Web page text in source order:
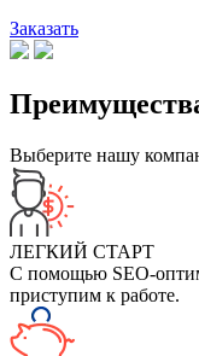
Заказать
Выберите нашу
ЛЕГКИЙ СТАРТ
С помощью SEO-
приступим к работе.